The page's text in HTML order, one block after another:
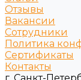
Отзывы
Вакансии
Сотрудники
Политика
Сертификаты
Контакты